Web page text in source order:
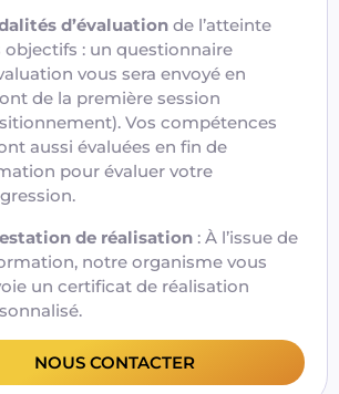
d’évaluation de l’atteinte
objectifs : un questionnaire
vous sera envoyé en
de la première session
Vos compétences
aussi évaluées en fin de
pour évaluer votre
de réalisation : À l’issue de
notre organismevous
un certificat de réalisation
NOUS CONTACTER